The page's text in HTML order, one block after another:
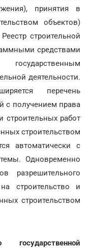
принятия в
объектов)
строительной
средствами
деятельности.
перечень
с получением права
строительных работ
строительством
автоматически с
Одновременно
разрешительного
строительство и
строительством